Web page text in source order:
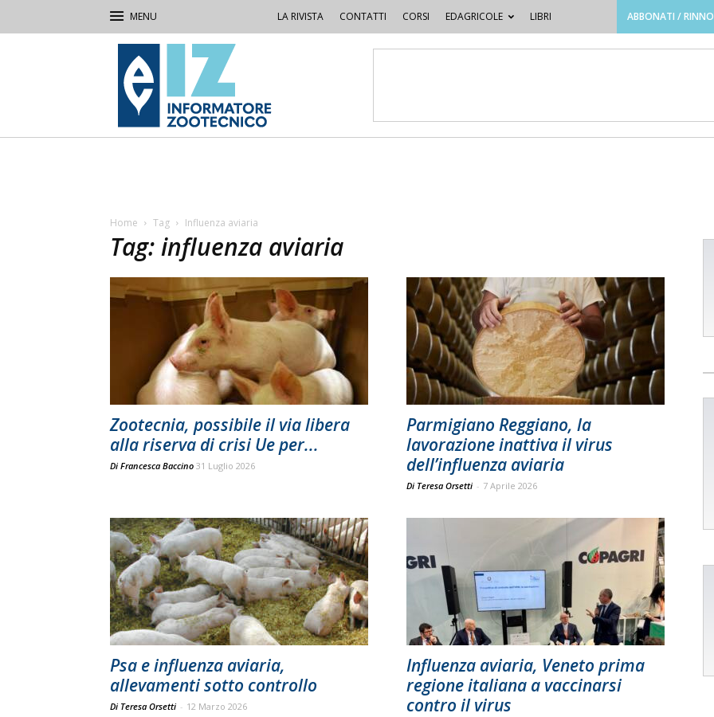
LA RIVISTA CONTATTI CORSI EDAGRICOLE LIBRI ABBONATI /
IZ
Informatore
Zootecnico
Home Tag Influenza aviaria
Tag: influenza aviaria
Zootecnia, possibile il via libera
alla riserva di crisi Ue per...
Di Francesca Baccino 31 Luglio 2026
Parmigiano Reggiano, la
lavorazione inattiva il virus
dell’influenza aviaria
Di Teresa Orsetti - 7 Aprile 2026
Psa e influenza aviaria,
allevamenti sotto controllo
Di Teresa Orsetti - 12 Marzo 2026
Influenza aviaria, Veneto prima
regione italiana a vaccinarsi
contro il virus